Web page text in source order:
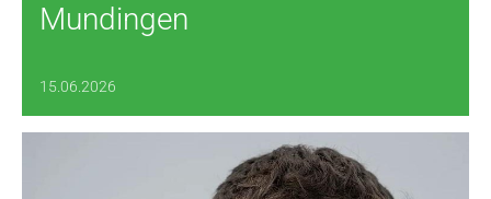
Mundingen
15.06.2026